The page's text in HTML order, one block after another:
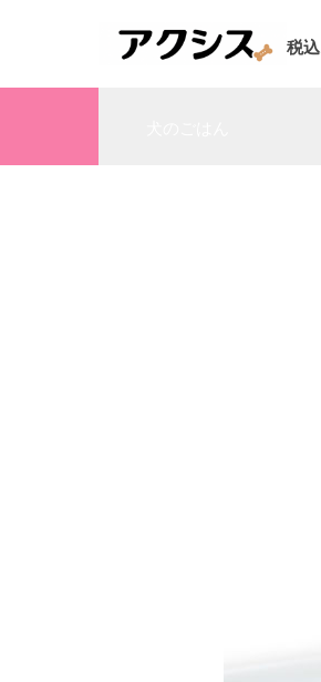
税込